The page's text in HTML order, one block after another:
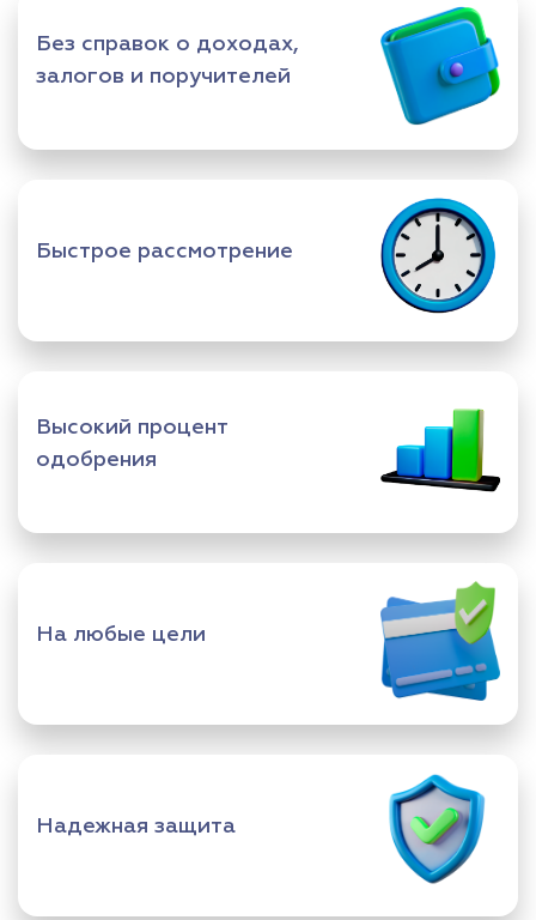
Без справок о доходах,
залогов и поручителей
Быстрое рассмотрение
Высокий процент
одобрения
На любые цели
Надежная защита